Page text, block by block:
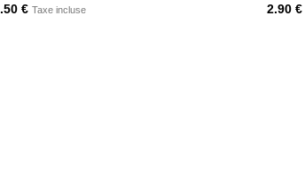
€ Taxe incluse 2.90 €